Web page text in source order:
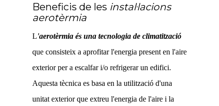
Beneficis de les instal·lacions
aerotèrmia
L'aerotèrmiaés una tecnologia de climatització
que consisteix a aprofitar l'energia present en l'aire
exterior per a escalfar i/o refrigerar un edifici.
Aquesta tècnica es basa en la utilització d'una
unitat exterior que extreu l'energia de l'aire i la